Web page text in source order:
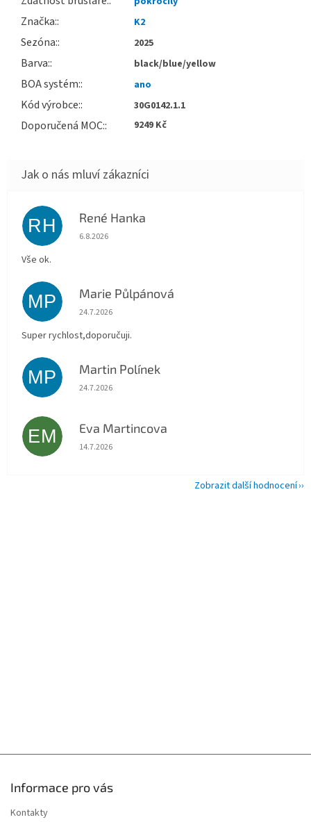
Značka: K2
Sezóna: 2025
Barva: black/blue/yellow
BOA systém: ano
Kód výrobce: 30G0142.1.1
Doporučená MOC: 9249 Kč
RH René Hanka
Hodnocení obchodu je 5 z 5 hvězdiček.
6.8.2026
Vše ok.
MP Marie Půlpánová
Hodnocení obchodu je 5 z 5 hvězdiček.
24.7.2026
Super rychlost,doporučuji.
MP Martin Polínek
Hodnocení obchodu je 5 z 5 hvězdiček.
24.7.2026
EM Eva Martincova
Hodnocení obchodu je 5 z 5 hvězdiček.
14.7.2026
Zobrazit další hodnocení
Informace pro vás
Kontakty